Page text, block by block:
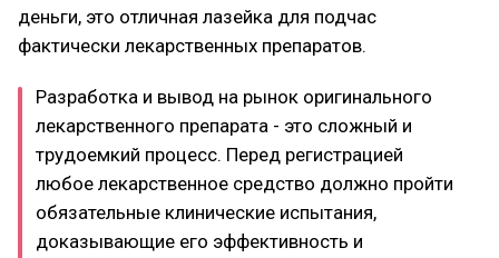
деньги, это отличная лазейка для подчас
фактически лекарственных препаратов.
Разработка и вывод на рынок оригинального
лекарственного препарата - это сложный и
трудоемкий процесс. Перед регистрацией
любое лекарственное средство должно пройти
обязательные клинические испытания,
доказывающие его эффективность и